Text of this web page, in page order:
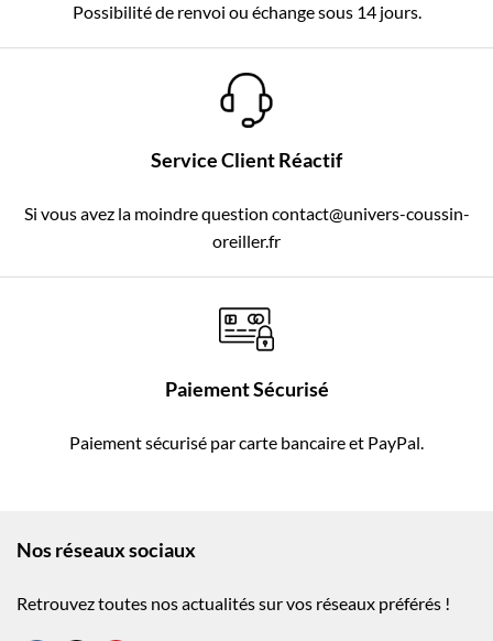
Possibilité de renvoi ou échange sous 14 jours.
Service Client Réactif
Si vous avez la moindre question contact@univers-coussin-
oreiller.fr
Paiement Sécurisé
Paiement sécurisé par carte bancaire et PayPal.
Nos réseaux sociaux
Retrouvez toutes nos actualités sur vos réseaux préférés !